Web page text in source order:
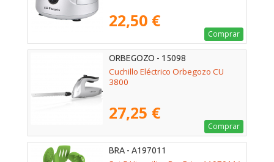
22,50 €
Comprar
ORBEGOZO - 15098
Cuchillo Eléctrico Orbegozo CU
3800
27,25 €
Comprar
BRA - A197011